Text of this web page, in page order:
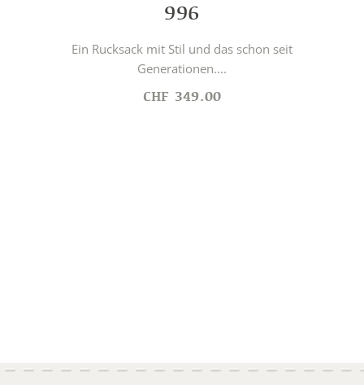
996
Ein Rucksack mit Stil und das schon seit
Generationen....
CHF 349.00